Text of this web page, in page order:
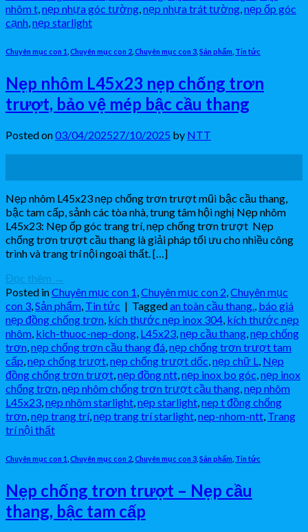
nhôm t,nẹp nhựa góc tường,nẹp nhựa trát tường,nẹp ốp góc
cạnh,nẹp starlight
Chuyên mục con 1 Chuyên mục con 2 Chuyên mục con 3 Sản phẩm Tin tức
Nẹp nhôm L45x23 nẹp chống trơn
trượt, bảo vệ mép bậc cầu thang
Posted on03/04/202527/10/2025 by NTT
Nẹp nhôm L45x23 nẹp chống trơn trượt mũi bậc cầu thang,
bậc tam cấp, sảnh các tòa nhà, trung tâm hội nghị Nẹp nhôm
L45x23: Nẹp ốp góc trang trí, nẹp chống trơn trượt Nẹp
chống trơn trượt cầu thang là giải pháp tối ưu cho nhiều công
trình và trang trí nội ngoại thất. […]
Đọc thêm →
Posted inChuyên mục con 1 Chuyên mục con 2 Chuyên mục
con 3 Sản phẩm Tin tức | Taggedan toàn cầu thang. báo giá
nẹp đồng chống trơn kích thước nẹp inox 304 kích thước nẹp
nhôm kich-thuoc-nep-dong L45x23 nẹp cầu thang nẹp chống
trơn nẹp chống trơn cầu thang đá nẹp chống trơn trượt tam
cấp nẹp chống trượt nẹp chống trượt dốc nẹp chữ L Nẹp
đồng chống trơn trượt nẹp đồng ntt nẹp inox bo góc nẹp inox
chống trơn nẹp nhôm chống trơn trượt cầu thang nẹp nhôm
L45x23 nẹp nhôm starlight nẹp starlight nep t đồng chống
trơn nẹp trang trí, nẹp trang trí starlight nep-nhom-ntt Trang
trí nội thất
Chuyên mục con 1 Chuyên mục con 2 Chuyên mục con 3 Sản phẩm Tin tức
Nẹp chống trơn trượt – Nẹp cầu
thang, bậc tam cấp